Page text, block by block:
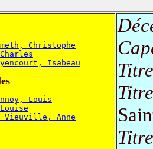
Christophe
Isabeau
Louis
Vieuville, Anne